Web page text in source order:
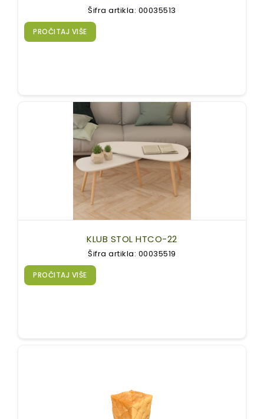
Šifra artikla: 00035513
PROČITAJ VIŠE
KLUB STOL HTCO-22
Šifra artikla: 00035519
PROČITAJ VIŠE